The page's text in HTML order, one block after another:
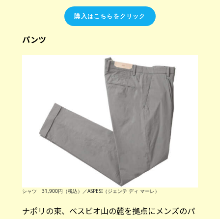
購入はこちらをクリック
パンツ
シャツ 31,900円（税込）／ASPESI（ジェンテ ディ マーレ）
ナポリの東、ベスビオ山の麓を拠点にメンズのパ